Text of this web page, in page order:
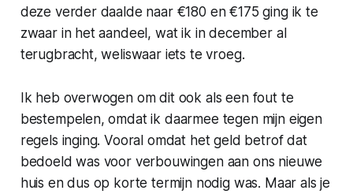
deze verder daalde naar €180 en €175 ging ik te
zwaar in het aandeel, wat ik in december al
terugbracht, weliswaar iets te vroeg.
Ik heb overwogen om dit ook als een fout te
bestempelen, omdat ik daarmee tegen mijn eigen
regels inging. Vooral omdat het geld betrof dat
bedoeld was voor verbouwingen aan ons nieuwe
huis en dus op korte termijn nodig was. Maar als je